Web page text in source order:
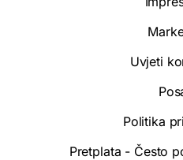
Uvjeti
Politika
Pretplata - Često